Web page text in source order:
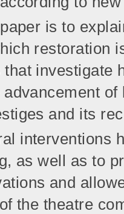
is to
restoration
investigate
and its
interventions
as well as to
and
the theatre